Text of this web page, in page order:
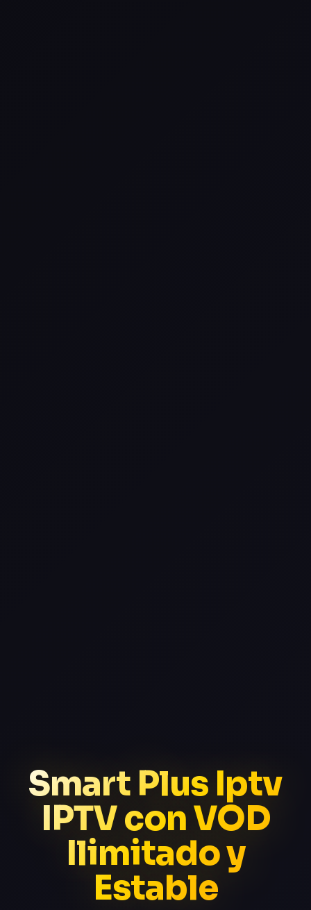
Smart Plus Iptv
IPTV con VOD
Ilimitado y
Estable